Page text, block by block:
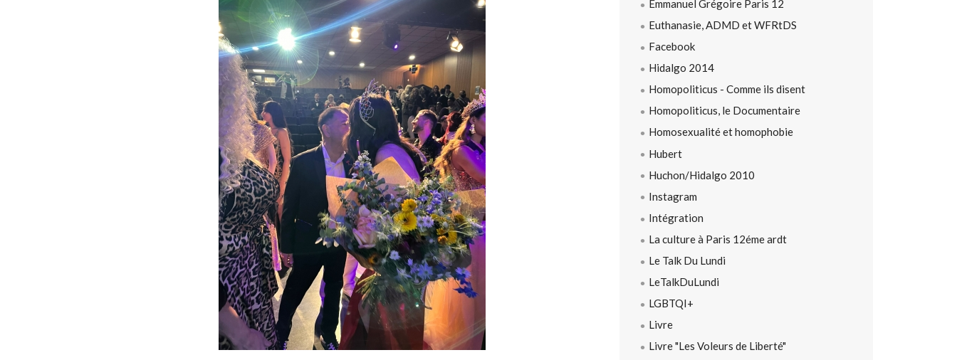
Emmanuel Grégoire Paris 12
Euthanasie, ADMD et WFRtDS
Facebook
Hidalgo 2014
Homopoliticus - Comme ils disent
Homopoliticus, le Documentaire
Homosexualité et homophobie
Hubert
Huchon/Hidalgo 2010
Instagram
Intégration
La culture à Paris 12éme ardt
Le Talk Du Lundi
LeTalkDuLundi
LGBTQI+
Livre
Livre "Les Voleurs de Liberté"